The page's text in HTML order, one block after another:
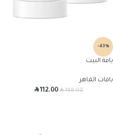
-43%
باقة البيت
باقات الماهر
R198.00
R112.00